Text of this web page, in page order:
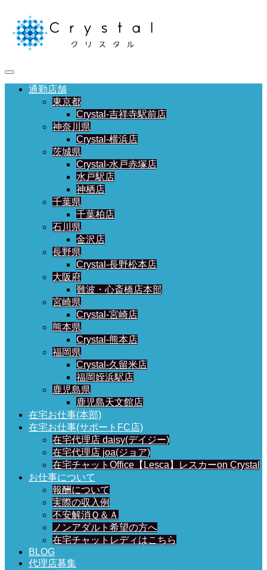
通勤店舗
東京都
Crystal-吉祥寺駅前店
神奈川県
Crystal-横浜店
茨城県
Crystal-水戸赤塚店
水戸駅店
神栖店
千葉県
千葉柏店
石川県
金沢店
長野県
Crystal-長野松本店
大阪府
難波・心斎橋店本部
宮崎県
Crystal-宮崎店
熊本県
Crystal-熊本店
福岡県
Crystal-久留米店
福岡姪浜駅店
鹿児島県
鹿児島天文館店
在宅お仕事(本部)
在宅お仕事(サポートFC店)
在宅代理店 daisy(デイジー)
在宅代理店 joa(ジョア)
在宅チャットOffice【Lesca】レスカーon Crystal
お仕事について
報酬について
実際の収入例
不安解消Ｑ＆Ａ
ノンアダルト希望の方へ
在宅チャットレディはこちら
BLOG
代理店募集